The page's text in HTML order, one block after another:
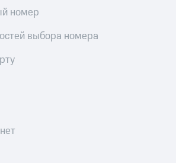
номер
выбора номера